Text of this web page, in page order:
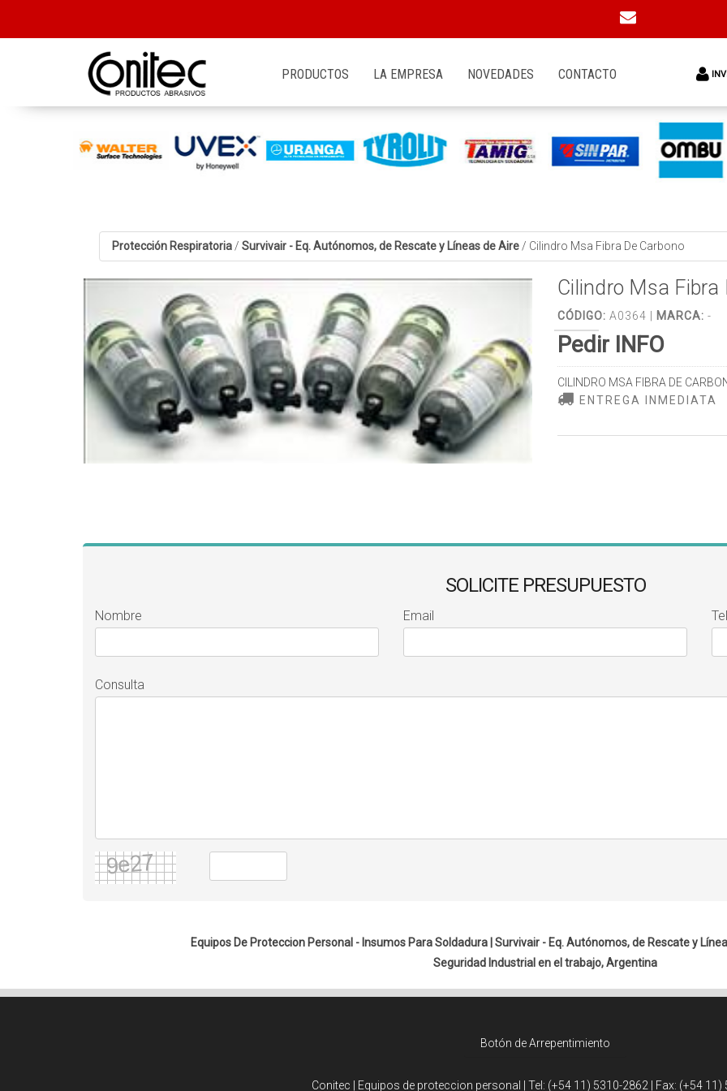
PRODUCTOS LA EMPRESA NOVEDADES CONTACTO
Protección Respiratoria / Survivair - Eq. Autónomos, de Rescate y Líneas de Aire / Cilindro Msa Fibra De Carbono
Cilindro Msa Fibra
CÓDIGO: A0364 | MARCA: -
Pedir INFO
CILINDRO MSA FIBRA DE
ENTREGA INMEDIATA
SOLICITE PRESUPUESTO
Nombre Email
Consulta
Equipos De Proteccion Personal - Insumos Para Soldadura | Survivair - Eq. Autónomos, de Rescate y
Seguridad Industrial en el trabajo, Argentina
Botón de Arrepentimiento
Conitec | Equipos de proteccion personal | Tel: (+54 11) 5310-2862 | Fax: (+54 11)